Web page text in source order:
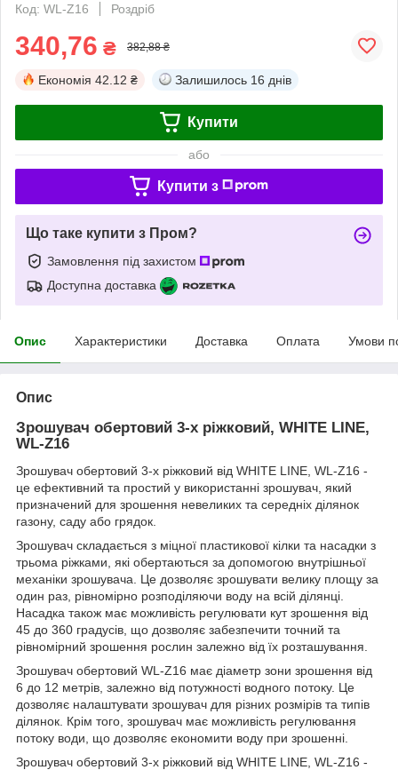
Код: WL-Z16
Роздріб
340,76 ₴ 382,88 ₴
Економія 42.12 ₴ Залишилось 16 днів
Купити
або
Купити з
Що таке купити з Пром?
Замовлення під захистом
Доступна доставка
Опис Характеристики Доставка Оплата Умови
Опис
Зрошувач обертовий 3-х ріжковий, WHITE LINE,
WL-Z16
Зрошувач обертовий 3-х ріжковий від WHITE LINE, WL-Z16 -
це ефективний та простий у використанні зрошувач, який
призначений для зрошення невеликих та середніх ділянок
газону, саду або грядок.
Зрошувач складається з міцної пластикової кілки та насадки з
трьома ріжками, які обертаються за допомогою внутрішньої
механіки зрошувача. Це дозволяє зрошувати велику площу за
один раз, рівномірно розподіляючи воду на всій ділянці.
Насадка також має можливість регулювати кут зрошення від
45 до 360 градусів, що дозволяє забезпечити точний та
рівномірний зрошення рослин залежно від їх розташування.
Зрошувач обертовий WL-Z16 має діаметр зони зрошення від
6 до 12 метрів, залежно від потужності водного потоку. Це
дозволяє налаштувати зрошувач для різних розмірів та типів
ділянок. Крім того, зрошувач має можливість регулювання
потоку води, що дозволяє економити воду при зрошенні.
Зрошувач обертовий 3-х ріжковий від WHITE LINE, WL-Z16 -